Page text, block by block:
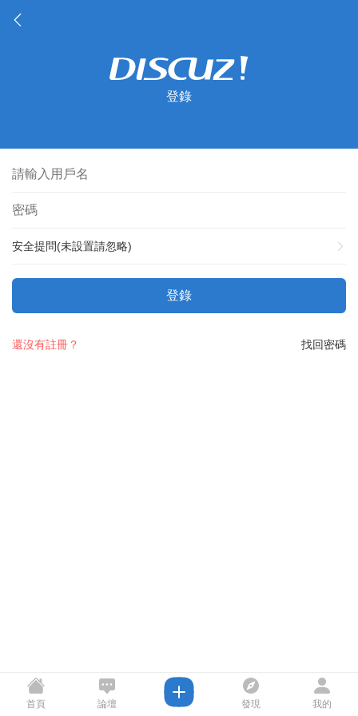
登錄
安全提問(未設置請忽略)
登錄
找回密碼
還沒有註冊？
首頁 論壇 發現 我的